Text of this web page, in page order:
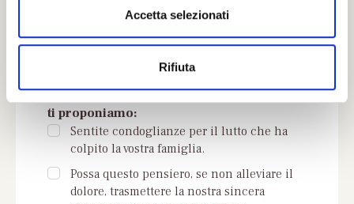
Accetta selezionati
Rifiuta
Se non trovi parole adeguate puoi
scegliere qui di seguito una delle frasi che
ti proponiamo:
Sentite condoglianze per il lutto che ha
colpito la vostra famiglia.
Possa questo pensiero, se non alleviare il
dolore, trasmettere la nostra sincera